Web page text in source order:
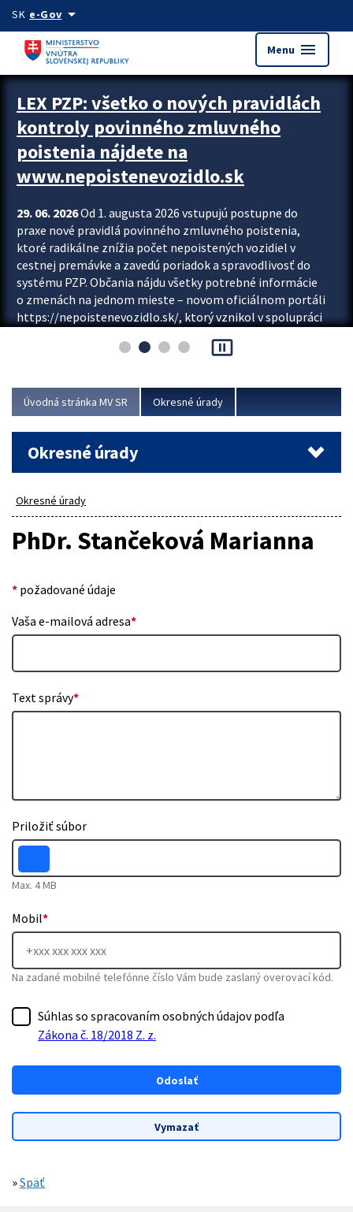
Preskocit na hlavný obsah
SK e-Govarrow_drop_down
Menu menu
Zastavit automatický posun upútavok
LEX PZP: všetko o nových pravidlách
kontroly povinného zmluvného
poistenia nájdete na
www.nepoistenevozidlo.sk
29. 06. 2026Od 1. augusta 2026 vstupujú postupne do
praxe nové pravidlá povinného zmluvného poistenia,
ktoré radikálne znížia počet nepoistených vozidiel v
cestnej premávke a zavedú poriadok a spravodlivosť do
systému PZP. Občania nájdu všetky potrebné informácie
o zmenách na jednom mieste – novom oficiálnom portáli
https://nepoistenevozidlo.sk/, ktorý vznikol v spolupráci
asociácie poisťovní (SLASPO) a Ministerstva vnútra SR.
Viac
pause_presentation
Úvodná stránka MV SR Okresné úrady
Okresné úrady
Okresné úrady
PhDr. Stančeková Marianna
* požadované údaje
Vaša e-mailová adresa*
Text správy*
Priložiť súbor
Max. 4 MB
Mobil*
Na zadané mobilné telefónne číslo Vám bude zaslaný overovací kód.
Súhlas so spracovaním osobných údajov podľa
Zákona č. 18/2018 Z. z.
»Späť